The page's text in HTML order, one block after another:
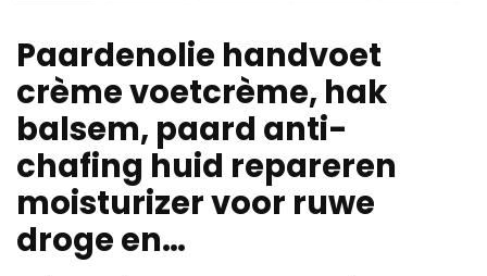
Paardenolie handvoet
crème voetcrème, hak
balsem, paard anti-
chafing huid repareren
moisturizer voor ruwe
droge en…